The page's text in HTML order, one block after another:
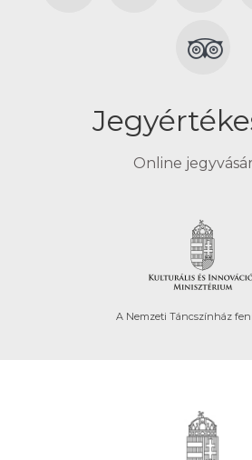
Online
A Nemzeti Táncszínház